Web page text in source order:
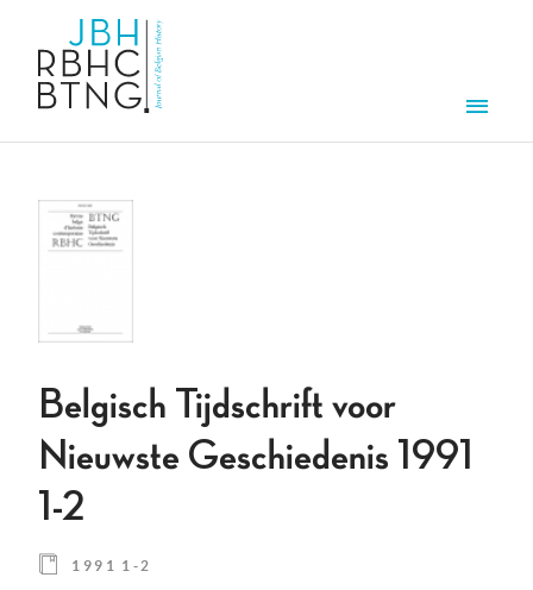
Belgisch Tijdschrift voor
Nieuwste Geschiedenis 1991
1-2
1991 1-2